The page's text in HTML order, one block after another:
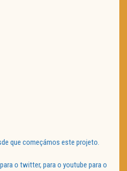
que começámos este projeto.
o twitter, para o youtube para o